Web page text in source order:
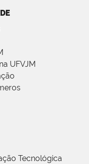
UFVJM
Tecnológica